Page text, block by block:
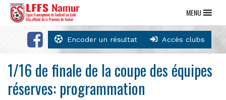
Encoder un résultat Accès clubs
MENU
1/16 de finale de la coupe des équipes
réserves: programmation